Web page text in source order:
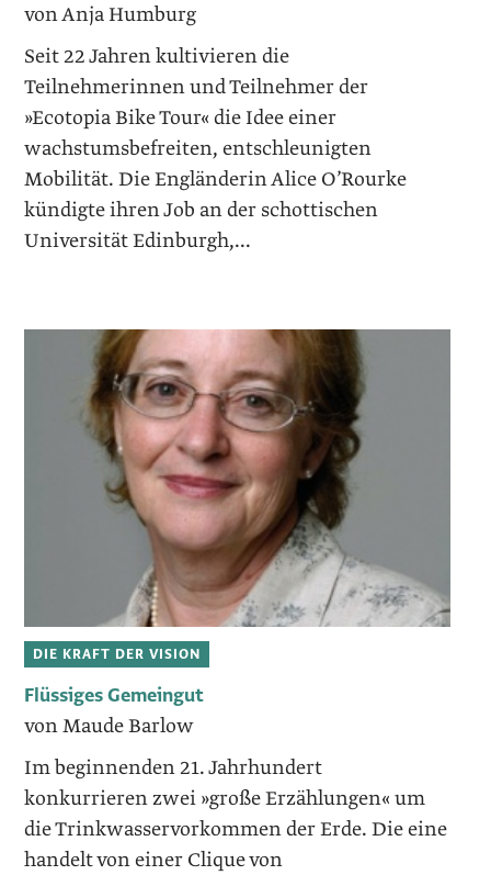
von Anja Humburg
Seit 22 Jahren kultivieren die
Teilnehmerinnen und Teilnehmer der
»Ecotopia Bike Tour« die Idee einer
wachstumsbefreiten, entschleunigten
Mobilität. Die Engländerin Alice O’Rourke
kündigte ihren Job an der schottischen
Universität Edinburgh,...
DIE KRAFT DER VISION
Flüssiges Gemeingut
von Maude Barlow
Im beginnenden 21. Jahrhundert
konkurrieren zwei »große Erzählungen« um
die Trinkwasservorkommen der Erde. Die eine
handelt von einer Clique von